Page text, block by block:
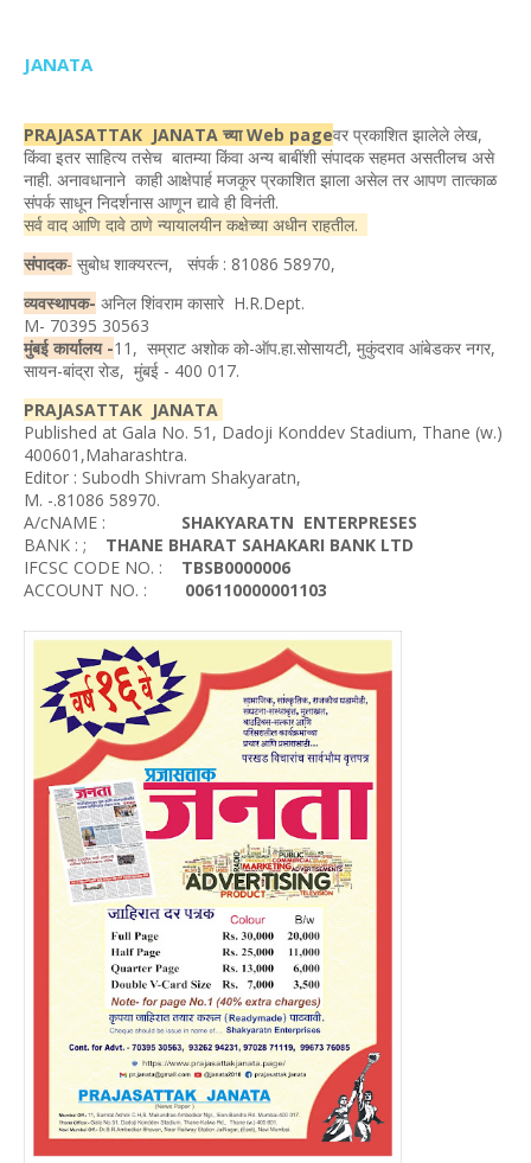
JANATA
PRAJASATTAK JANATA च्या Web pageवर प्रकाशित झालेले लेख,
किंवा इतर साहित्य तसेच बातम्या किंवा अन्य बाबींशी संपादक सहमत असतीलच असे
नाही. अनावधानाने काही आक्षेपार्ह मजकूर प्रकाशित झाला असेल तर आपण तात्काळ
संपर्क साधून निदर्शनास आणून द्यावे ही विनंती.
सर्व वाद आणि दावे ठाणे न्यायालयीन कक्षेच्या अधीन राहतील.
संपादक- सुबोध शाक्यरत्न, संपर्क : 81086 58970,
व्यवस्थापक- अनिल शिंवराम कासारे H.R.Dept.
M- 70395 30563
मुंबई कार्यालय -11, सम्राट अशोक को-ऑप.हा.सोसायटी, मुकुंदराव आंबेडकर नगर,
सायन-बांद्रा रोड, मुंबई - 400 017.
PRAJASATTAK JANATA
Published at Gala No. 51, Dadoji Konddev Stadium, Thane (w.)
400601,Maharashtra.
Editor : Subodh Shivram Shakyaratn,
M. -.81086 58970.
A/cNAME : SHAKYARATN ENTERPRESES
BANK : ; THANE BHARAT SAHAKARI BANK LTD
IFCSC CODE NO. : TBSB0000006
ACCOUNT NO. : 006110000001103